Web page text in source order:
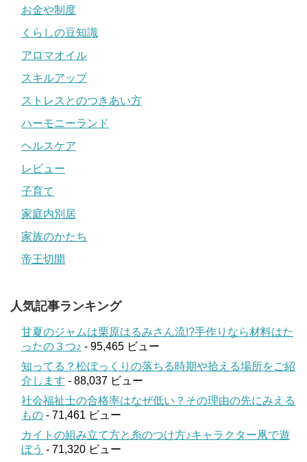
お金や制度
くらしの豆知識
アロマオイル
スキルアップ
ストレスとのつきあい方
ハーモニーランド
ヘルスケア
レビュー
子育て
家庭内別居
家族のかたち
帝王切開
人気記事ランキング
甘夏のジャムは栗原はるみさん流!?手作りなら材料はた
ったの３つ♪ - 95,465 ビュー
知ってる？松ぼっくりの落ちる時期や拾える場所をご紹
介します - 88,037 ビュー
社会福祉士の合格率はなぜ低い？その理由の先にみえる
もの - 71,461 ビュー
カイトの組み立て方と糸のつけ方♪キャラクター凧で遊
ぼう - 71,320 ビュー